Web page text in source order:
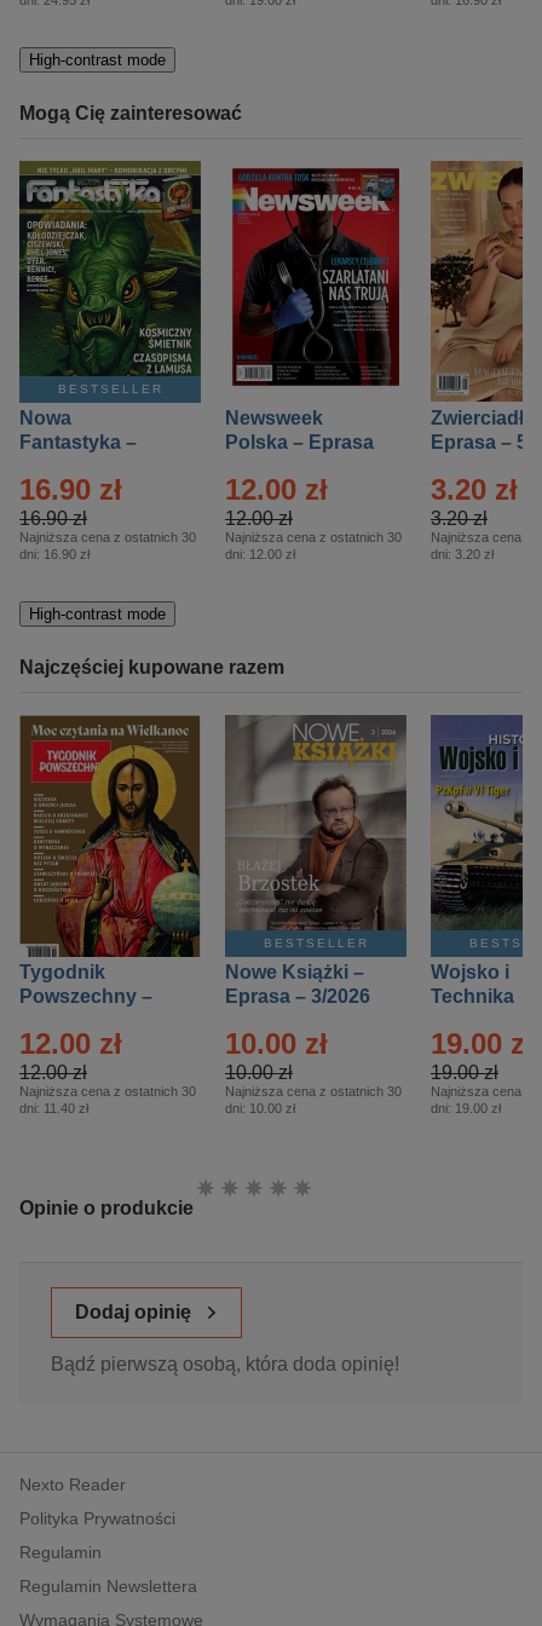
High-contrast mode
Mogą Cię zainteresować
BESTSELLER
Nowa
Fantastyka –
16.90 zł
16.90 zł
Najniższa cena z ostatnich 30
dni: 16.90 zł
Newsweek
Polska – Eprasa
12.00 zł
12.00 zł
Najniższa cena z ostatnich 30
dni: 12.00 zł
Zwierciadło
Eprasa – 5/
3.20 zł
3.20 zł
Najniższa cena z
dni: 3.20 zł
High-contrast mode
Najczęściej kupowane razem
Tygodnik
Powszechny –
12.00 zł
12.00 zł
Najniższa cena z ostatnich 30
dni: 11.40 zł
BESTSELLER
Nowe Książki –
Eprasa – 3/2026
10.00 zł
10.00 zł
Najniższa cena z ostatnich 30
dni: 10.00 zł
Wojsko i
Technika
– 2/2026
19.00 zł
19.00 zł
Najniższa cena z
dni: 19.00 zł
Opinie o produkcie
Ocena:
Dodaj opinię
Bądź pierwszą osobą, która doda opinię!
Nexto Reader
Polityka Prywatności
Regulamin
Regulamin Newslettera
Wymagania Systemowe